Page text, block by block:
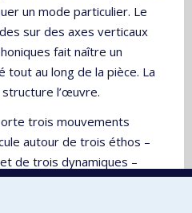
un mode particulier. Le
sur des axes verticaux
fait naître un
au long de la pièce. La
l’œuvre.
trois mouvements
autour de trois éthos –
de trois dynamiques –
les éthos et les